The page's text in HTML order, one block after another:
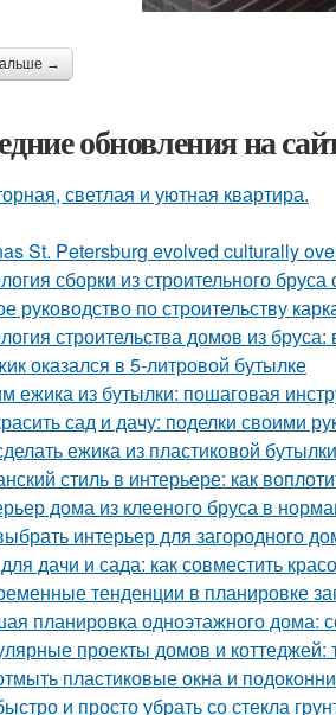
→
обновления на
светлая и уютная квартира.
St. Petersburg evolved culturally
сборки из строительного
руководство по строительству
строительства домов из
оказался в 5-литровой бутылке
ежика из бутылки: пошаговая
сад и дачу: поделки своими
ежика из пластиковой
стиль в интерьере: как
дома из клееного бруса в
интерьер для загородного
дачи и сада: как совместить
тенденции в планировке
планировка одноэтажного дома:
проекты домов и
пластиковые окна и
и просто убрать со стекла